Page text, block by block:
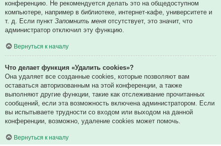
конференцию. Не рекомендуется делать это на общедоступном
компьютере, например в библиотеке, интернет-кафе, университете и
т. д. Если пункт Запомнить меня отсутствует, это значит, что
администратор отключил эту функцию.
Вернуться к началу
Что делает функция «Удалить cookies»?
Она удаляет все созданные cookies, которые позволяют вам
оставаться авторизованным на этой конференции, а также
выполняют другие функции, такие как отслеживание прочитанных
сообщений, если эта возможность включена администратором. Если
вы испытываете трудности со входом или выходом на данной
конференции, возможно, удаление cookies может помочь.
Вернуться к началу